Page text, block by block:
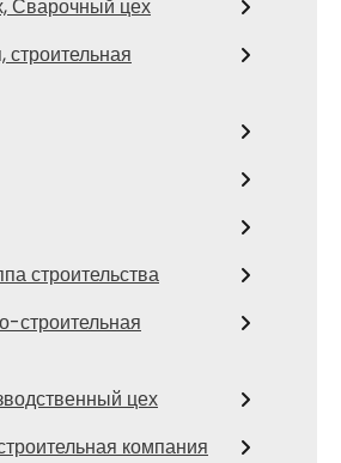
Сварочный цех
строительства
строительная
цех
компания